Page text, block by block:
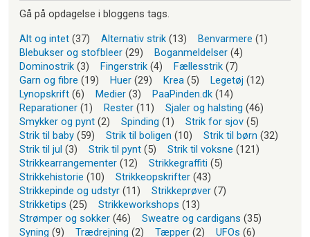
Gå på opdagelse i bloggens tags.
Alt og intet (37) Alternativ strik (13) Benvarmere (1)
Blebukser og stofbleer (29) Boganmeldelser (4)
Dominostrik (3) Fingerstrik (4) Fællesstrik (7)
Garn og fibre (19) Huer (29) Krea (5) Legetøj (12)
Lynopskrift (6) Medier (3) PaaPinden.dk (14)
Reparationer (1) Rester (11) Sjaler og halsting (46)
Smykker og pynt (2) Spinding (1) Strik for sjov (5)
Strik til baby (59) Strik til boligen (10) Strik til børn (32)
Strik til jul (3) Strik til pynt (5) Strik til voksne (121)
Strikkearrangementer (12) Strikkegraffiti (5)
Strikkehistorie (10) Strikkeopskrifter (43)
Strikkepinde og udstyr (11) Strikkeprøver (7)
Strikketips (25) Strikkeworkshops (13)
Strømper og sokker (46) Sweatre og cardigans (35)
Syning (9) Trædrejning (2) Tæpper (2) UFOs (6)